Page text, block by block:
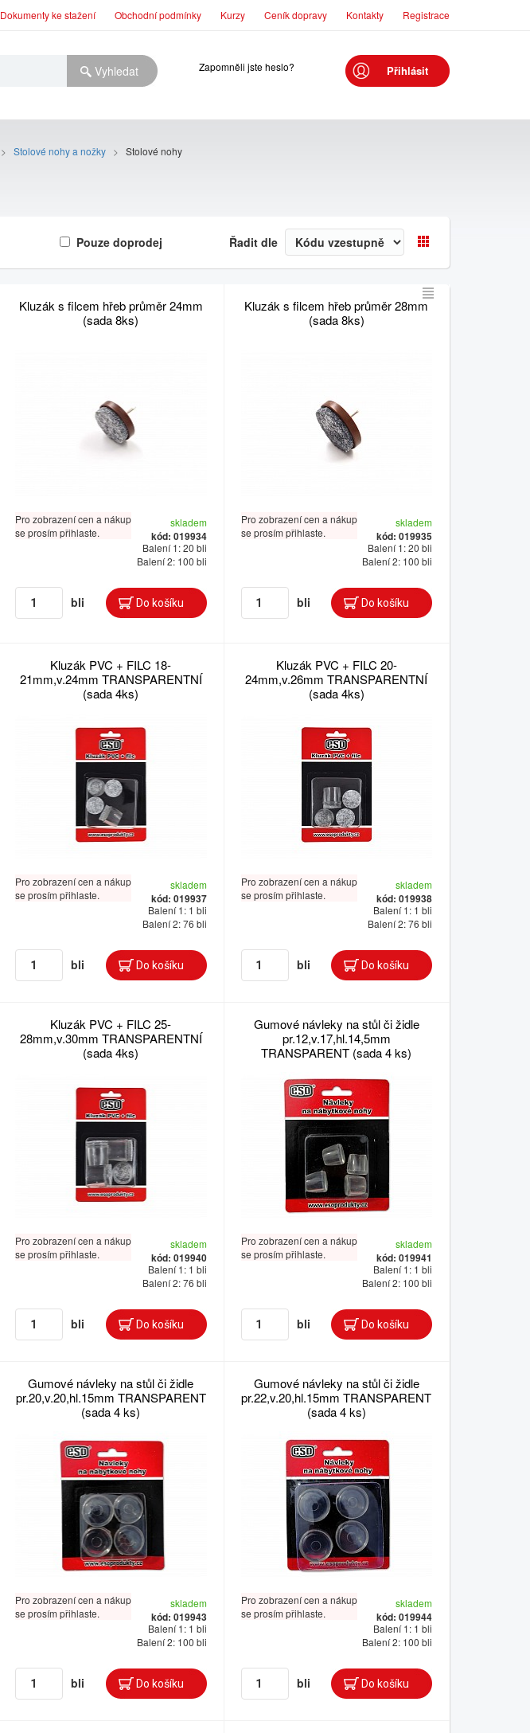
Přihlásit
Dokumenty ke stažení Obchodní podmínky Kurzy Ceník dopravy Kontakty Registrace
Zapomněli jste heslo?
> Stolové nohy a nožky > Stolové nohy
Pouze doprodej Řadit dle
Kluzák s filcem hřeb průměr 24mm
(sada 8ks)
Pro zobrazení cen a nákup
se prosím přihlaste.
skladem
kód: 019934
Balení 1: 20 bli
Balení 2: 100 bli
bli
Kluzák s filcem hřeb průměr 28mm
(sada 8ks)
Pro zobrazení cen a nákup
se prosím přihlaste.
skladem
kód: 019935
Balení 1: 20 bli
Balení 2: 100 bli
bli
Kluzák PVC + FILC 18-
21mm,v.24mm TRANSPARENTNÍ
(sada 4ks)
Pro zobrazení cen a nákup
se prosím přihlaste.
skladem
kód: 019937
Balení 1: 1 bli
Balení 2: 76 bli
bli
Kluzák PVC + FILC 20-
24mm,v.26mm TRANSPARENTNÍ
(sada 4ks)
Pro zobrazení cen a nákup
se prosím přihlaste.
skladem
kód: 019938
Balení 1: 1 bli
Balení 2: 76 bli
bli
Kluzák PVC + FILC 25-
28mm,v.30mm TRANSPARENTNÍ
(sada 4ks)
Pro zobrazení cen a nákup
se prosím přihlaste.
skladem
kód: 019940
Balení 1: 1 bli
Balení 2: 76 bli
bli
Gumové návleky na stůl či židle
pr.12,v.17,hl.14,5mm
TRANSPARENT (sada 4 ks)
Pro zobrazení cen a nákup
se prosím přihlaste.
skladem
kód: 019941
Balení 1: 1 bli
Balení 2: 100 bli
bli
Gumové návleky na stůl či židle
pr.20,v.20,hl.15mm TRANSPARENT
(sada 4 ks)
Pro zobrazení cen a nákup
se prosím přihlaste.
skladem
kód: 019943
Balení 1: 1 bli
Balení 2: 100 bli
bli
Gumové návleky na stůl či židle
pr.22,v.20,hl.15mm TRANSPARENT
(sada 4 ks)
Pro zobrazení cen a nákup
se prosím přihlaste.
skladem
kód: 019944
Balení 1: 1 bli
Balení 2: 100 bli
bli